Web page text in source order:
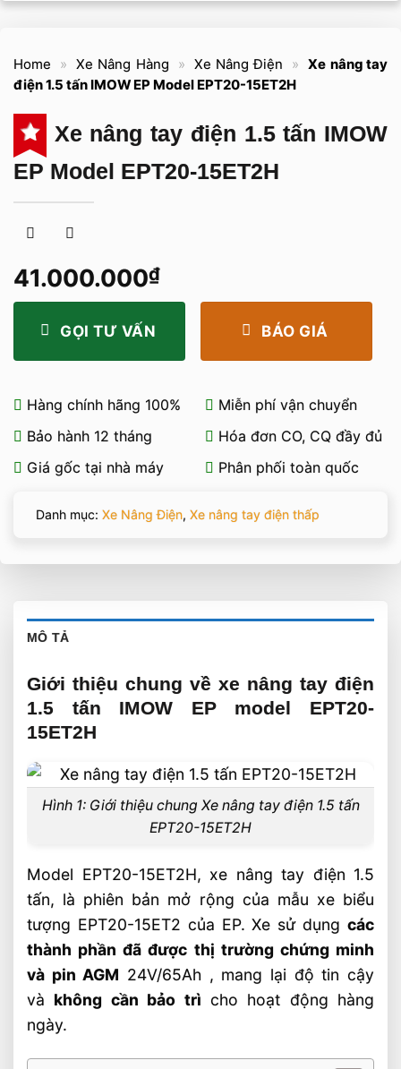
Home » Xe Nâng Hàng » Xe Nâng Điện »
Xe nâng tay
điện 1.5 tấn IMOW EP Model EPT20-15ET2H
Xe nâng tay điện 1.5 tấn IMOW
EP Model EPT20-15ET2H
41.000.000₫
GỌI TƯ VẤN BÁO GIÁ
Hàng chính hãng 100%
Miễn phí vận chuyển
Bảo hành 12 tháng
Hóa đơn CO, CQ đầy đủ
Giá gốc tại nhà máy
Phân phối toàn quốc
Danh mục: Xe Nâng Điện, Xe nâng tay điện thấp
MÔ TẢ
Giới thiệu chung về xe nâng tay điện
1.5 tấn IMOW EP model EPT20-
15ET2H
Hình 1: Giới thiệu chung Xe nâng tay điện 1.5 tấn
EPT20-15ET2H
Model EPT20-15ET2H, xe nâng tay điện 1.5
tấn, là phiên bản mở rộng của mẫu xe biểu
tượng EPT20-15ET2 của EP. Xe sử dụng các
thành phần đã được thị trường chứng minh
và pin AGM 24V/65Ah , mang lại độ tin cậy
và không cần bảo trì cho hoạt động hàng
ngày.